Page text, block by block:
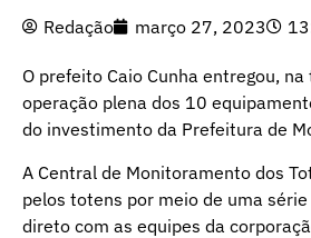
Redação março 27, 2023
O prefeito Caio Cunha entregou,
operação plena dos 10
do investimento da Prefeitura de
A Central de Monitoramento dos
pelos totens por meio de uma
direto com as equipes da